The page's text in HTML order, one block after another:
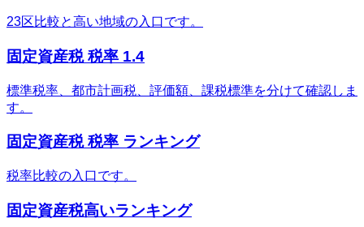
23区比較と高い地域の入口です。
固定資産税 税率 1.4
標準税率、都市計画税、評価額、課税標準を分けて確認しま
す。
固定資産税 税率 ランキング
税率比較の入口です。
固定資産税高いランキング